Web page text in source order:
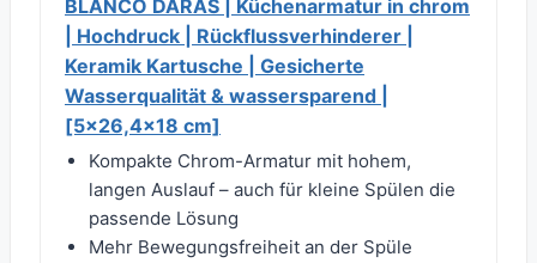
BLANCO DARAS | Küchenarmatur in chrom
| Hochdruck | Rückflussverhinderer |
Keramik Kartusche | Gesicherte
Wasserqualität & wassersparend |
[5x26,4x18 cm]
Kompakte Chrom-Armatur mit hohem,
langen Auslauf – auch für kleine Spülen die
passende Lösung
Mehr Bewegungsfreiheit an der Spüle